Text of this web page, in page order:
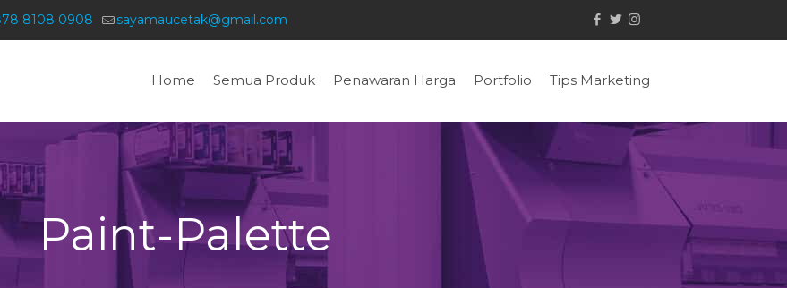
8108 0908 sayamaucetak@gmail.com
Home Semua Produk Penawaran Harga Portfolio Tips Marketing
Paint-Palette